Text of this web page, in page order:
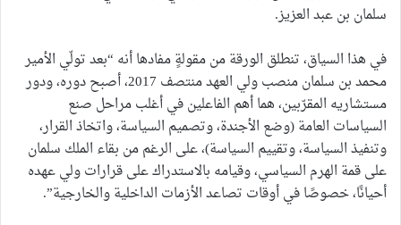
سلمان بن عبد العزيز.
في هذا السياق، تنطلق الورقة من مقولةٍ مفادها أنه “بعد تولّي الأمير
محمد بن سلمان منصب ولي العهد منتصف 2017، أصبح دوره، ودور
مستشاريه المقرّبين، هما أهم الفاعلين في أغلب مراحل صنع
السياسات العامة (وضع الأجندة، وتصميم السياسة، واتخاذ القرار،
وتنفيذ السياسة، وتقييم السياسة)، على الرغم من بقاء الملك سلمان
على قمة الهرم السياسي، وقيامه بالاستدراك على قرارات ولي عهده
أحيانًا، خصوصًا في أوقات تصاعد الأزمات الداخلية والخارجية”.